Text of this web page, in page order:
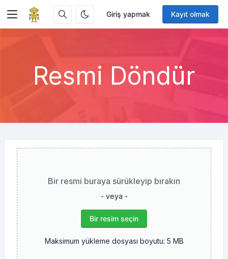
Giriş yapmak Kayıt olmak
Resmi Döndür
Bir resmi buraya sürükleyip bırakın
- veya -
Bir resim seçin
Maksimum yükleme dosyası boyutu: 5 MB